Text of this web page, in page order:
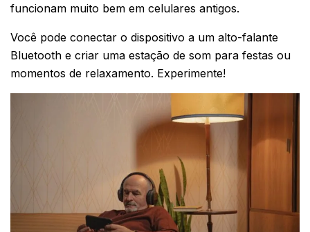
funcionam muito bem em celulares antigos.
Você pode conectar o dispositivo a um alto-falante
Bluetooth e criar uma estação de som para festas ou
momentos de relaxamento. Experimente!